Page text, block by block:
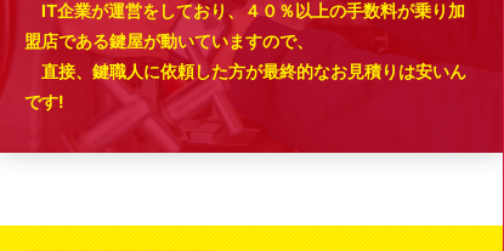
IT企業が運営をしており、４０％以上の手数料が乗り加
盟店である鍵屋が動いていますので、
直接、鍵職人に依頼した方が最終的なお見積りは安いん
です!